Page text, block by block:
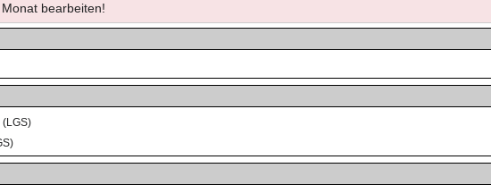
bearbeiten!
(LGS)